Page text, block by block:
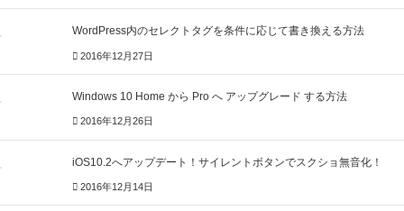
WordPress内のセレクトタグを条件に応じて書き換える方法
2016年12月27日
Windows 10 Home から Pro へ アップグレード する方法
2016年12月26日
iOS10.2へアップデート！サイレントボタンでスクショ無音化！
2016年12月14日